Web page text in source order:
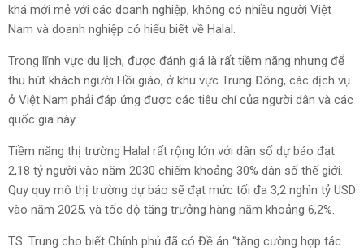
khá mới mẻ với các doanh nghiệp, không có nhiều người Việt
Nam và doanh nghiệp có hiểu biết về Halal.
Trong lĩnh vực du lịch, được đánh giá là rất tiềm năng nhưng để
thu hút khách người Hồi giáo, ở khu vực Trung Đông, các dịch vụ
ở Việt Nam phải đáp ứng được các tiêu chí của người dân và các
quốc gia này.
Tiềm năng thị trường Halal rất rộng lớn với dân số dự báo đạt
2,18 tỷ người vào năm 2030 chiếm khoảng 30% dân số thế giới.
Quy quy mô thị trường dự báo sẽ đạt mức tối đa 3,2 nghìn tỷ USD
vào năm 2025, và tốc độ tăng trưởng hàng năm khoảng 6,2%.
TS. Trung cho biết Chính phủ đã có Đề án “tăng cường hợp tác